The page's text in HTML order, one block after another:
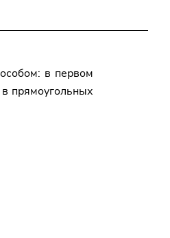
в первом
прямоугольных